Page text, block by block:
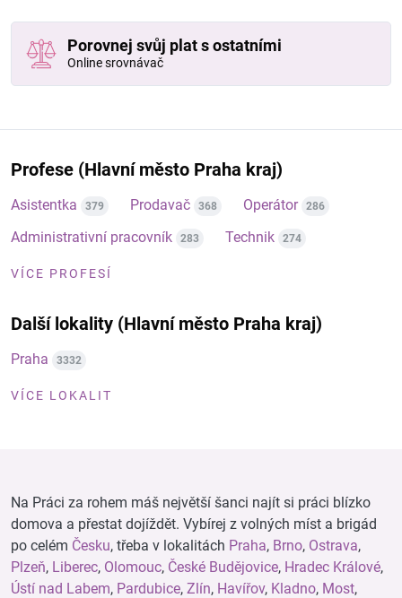
Porovnej svůj plat s ostatními
Online srovnávač
Profese (Hlavní město Praha kraj)
Asistentka 379 Prodavač 368 Operátor 286
Administrativní pracovník 283 Technik 274
VÍCE PROFESÍ
Další lokality (Hlavní město Praha kraj)
Praha 3332
VÍCE LOKALIT
Na Práci za rohem máš největší šanci najít si práci blízko
domova a přestat dojíždět. Vybírej z volných míst a brigád
po celém Česku, třeba v lokalitách Praha, Brno, Ostrava,
Plzeň, Liberec, Olomouc, České Budějovice, Hradec Králové,
Ústí nad Labem, Pardubice, Zlín, Havířov, Kladno, Most,